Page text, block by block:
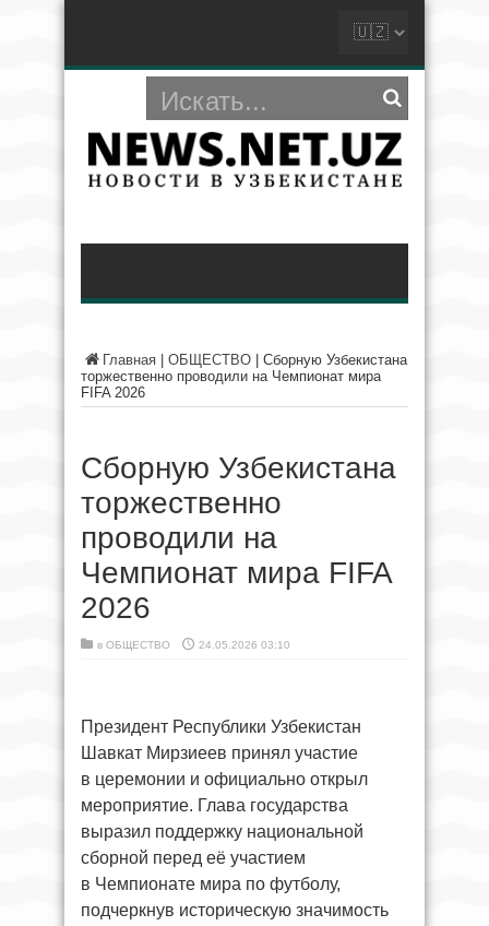
Главная ОБЩЕСТВО
Сборную Узбекистана
торжественно проводили на Чемпионат мира
FIFA 2026
Сборную Узбекистана
торжественно
проводили на
Чемпионат мира FIFA
2026
в ОБЩЕСТВО 24.05.2026 03:10
Президент Республики Узбекистан
Шавкат Мирзиеев принял участие
в церемонии и официально открыл
мероприятие. Глава государства
выразил поддержку национальной
сборной перед её участием
в Чемпионате мира по футболу,
подчеркнув историческую значимость